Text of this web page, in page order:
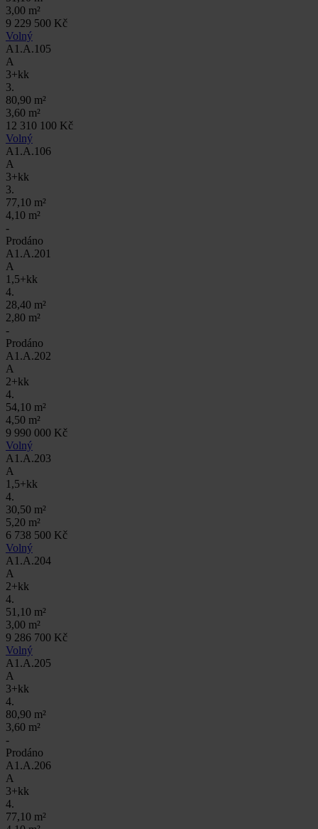
3,00 m²
9 229 500 Kč
Volný
A1.A.105
A
3+kk
3.
80,90 m²
3,60 m²
12 310 100 Kč
Volný
A1.A.106
A
3+kk
3.
77,10 m²
4,10 m²
-
Prodáno
A1.A.201
A
1,5+kk
4.
28,40 m²
2,80 m²
-
Prodáno
A1.A.202
A
2+kk
4.
54,10 m²
4,50 m²
9 990 000 Kč
Volný
A1.A.203
A
1,5+kk
4.
30,50 m²
5,20 m²
6 738 500 Kč
Volný
A1.A.204
A
2+kk
4.
51,10 m²
3,00 m²
9 286 700 Kč
Volný
A1.A.205
A
3+kk
4.
80,90 m²
3,60 m²
-
Prodáno
A1.A.206
A
3+kk
4.
77,10 m²